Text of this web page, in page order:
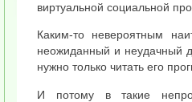
виртуальной социальной
Каким-то невероятным
неожиданный и неудачный
нужно только читать его
И потому в такие